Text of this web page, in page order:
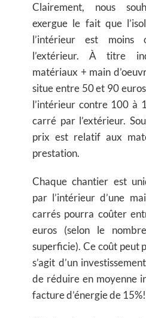
Clairement, nous
exergue le fait que
l’intérieur est moins
l’extérieur. À titre
matériaux + main
situeentre 50 et 90
l’intérieur contre 100 à
carré par l’extérieur.
prix est relatif aux
prestation.
Chaque chantier est
par l’intérieur d’une
carrés pourra coûter
euros (selon le
superficie). Ce coût peut
s’agit d’un
de réduire en moyenne
facture d’énergie de 15%!